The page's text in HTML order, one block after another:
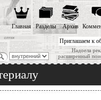
Приглашаем к
Надоела
расширенный
Главная Разделы Архив